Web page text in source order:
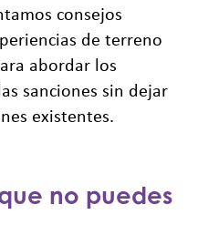
consejos
de terreno
abordar los
sanciones sin dejar
existentes.
no puedes